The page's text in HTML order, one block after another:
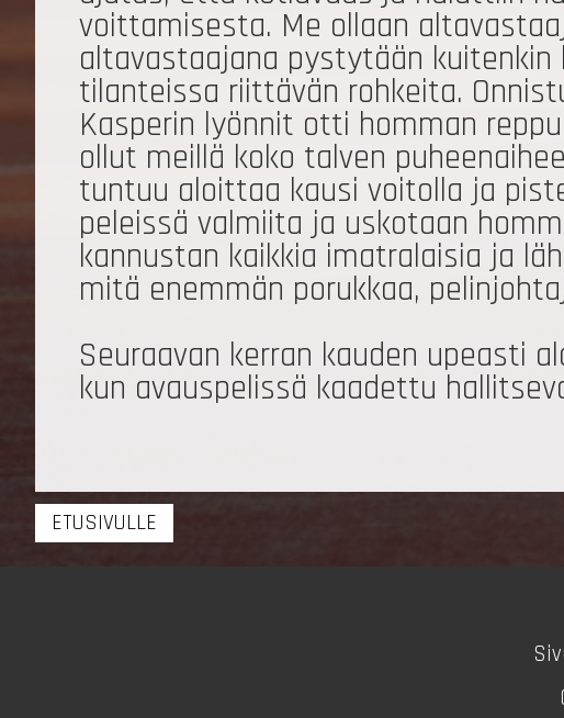
voittamisesta. Me ollaan
altavastaajana pystytään
tilanteissa riittävän rohkeita.
Kasperin lyönnit otti homman
ollut meillä koko talven
tuntuu aloittaa kausi voitolla ja
peleissä valmiita ja uskotaan
kannustan kaikkia imatralaisia ja
mitä enemmän porukkaa,
Seuraavan kerran kauden upeasti
kun avauspelissä kaadettu
ETUSIVULLE